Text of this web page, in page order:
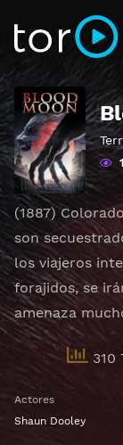
(1887)
son
los viajeros
forajidos, se
amenaza
310
Actores
Shaun Dooley